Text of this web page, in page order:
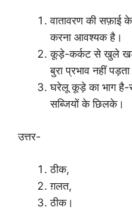
वातावरण की सफ़ाई
करना आवश्यक है।
कूड़े-कर्कट से खुले
बुरा प्रभाव नहीं पड़ता
घरेलू कूड़े का भाग
सब्जियों के छिलके।
उत्तर-
ठीक,
ग़लत,
ठीक।